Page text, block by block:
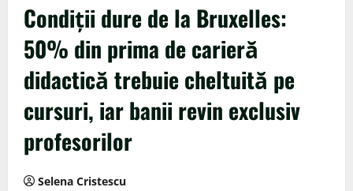
Condiții dure de la Bruxelles:
50% din prima de carieră
didactică trebuie cheltuită pe
cursuri, iar banii revin exclusiv
profesorilor
Selena Cristescu